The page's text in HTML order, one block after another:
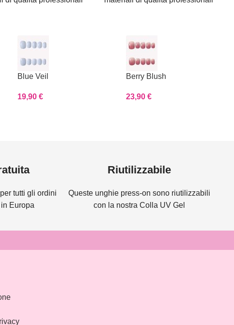
Blue Veil
19,90 €
Berry Blush
23,90 €
tutti gli ordini
Europa
Riutilizzabile
Queste unghie press-on sono riutilizzabili
con la nostra Colla UV Gel